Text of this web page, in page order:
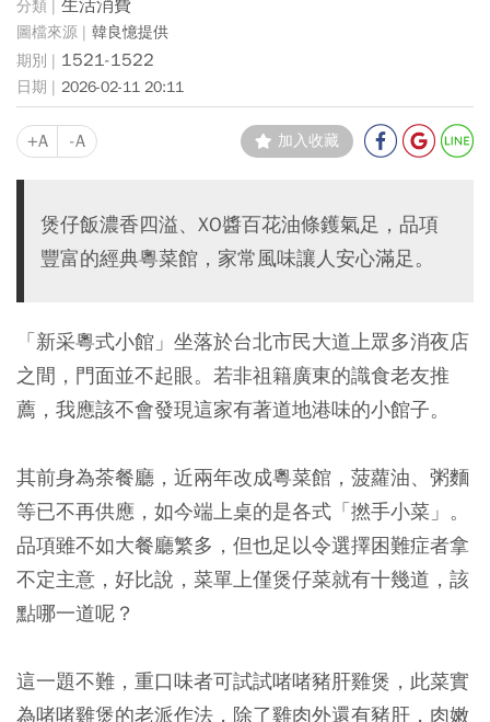
生活消費
韓良憶提供
1521-1522
2026-02-11 20:11
+A -A 加入收藏
煲仔飯濃香四溢、XO醬百花油條鑊氣足，品項
豐富的經典粵菜館，家常風味讓人安心滿足。
「新采粵式小館」坐落於台北市民大道上眾多消夜店
之間，門面並不起眼。若非祖籍廣東的識食老友推
薦，我應該不會發現這家有著道地港味的小館子。
其前身為茶餐廳，近兩年改成粵菜館，菠蘿油、粥麵
等已不再供應，如今端上桌的是各式「撚手小菜」。
品項雖不如大餐廳繁多，但也足以令選擇困難症者拿
不定主意，好比說，菜單上僅煲仔菜就有十幾道，該
點哪一道呢？
這一題不難，重口味者可試試啫啫豬肝雞煲，此菜實
為啫啫雞煲的老派作法，除了雞肉外還有豬肝，肉嫩